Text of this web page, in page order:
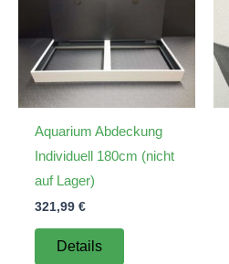
Aquarium Abdeckung
Individuell 180cm (nicht
auf Lager)
321,99 €
Details